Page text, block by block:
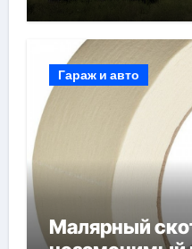
Гараж и авто
Малярный